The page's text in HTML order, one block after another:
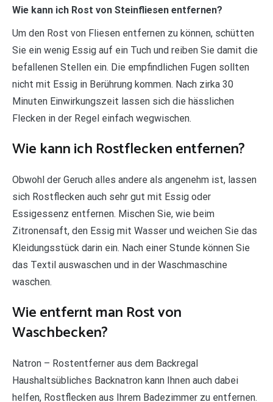
Wie kann ich Rost von Steinfliesen entfernen?
Um den Rost von Fliesen entfernen zu können, schütten
Sie ein wenig Essig auf ein Tuch und reiben Sie damit die
befallenen Stellen ein. Die empfindlichen Fugen sollten
nicht mit Essig in Berührung kommen. Nach zirka 30
Minuten Einwirkungszeit lassen sich die hässlichen
Flecken in der Regel einfach wegwischen.
Wie kann ich Rostflecken entfernen?
Obwohl der Geruch alles andere als angenehm ist, lassen
sich Rostflecken auch sehr gut mit Essig oder
Essigessenz entfernen. Mischen Sie, wie beim
Zitronensaft, den Essig mit Wasser und weichen Sie das
Kleidungsstück darin ein. Nach einer Stunde können Sie
das Textil auswaschen und in der Waschmaschine
waschen.
Wie entfernt man Rost von
Waschbecken?
Natron – Rostentferner aus dem Backregal
Haushaltsübliches Backnatron kann Ihnen auch dabei
helfen, Rostflecken aus Ihrem Badezimmer zu entfernen.